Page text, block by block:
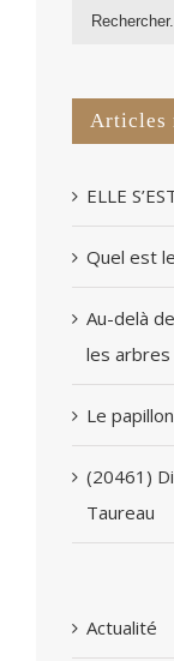
Articles
ELLE
Quel est
Au-delà
les arbres
Le
(20461)
Taureau
Actualité